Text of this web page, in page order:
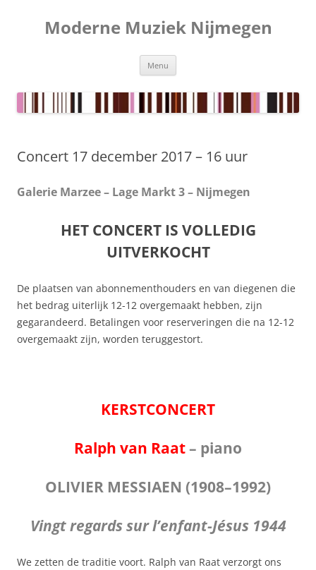
inhoudModerne Muziek Nijmegen
Menu
Concert 17 december 2017 – 16 uur
Galerie Marzee – Lage Markt 3 – Nijmegen
HET CONCERT IS VOLLEDIG
UITVERKOCHT
De plaatsen van abonnementhouders en van diegenen die
het bedrag uiterlijk 12-12 overgemaakt hebben, zijn
gegarandeerd. Betalingen voor reserveringen die na 12-12
overgemaakt zijn, worden teruggestort.
KERSTCONCERT
Ralph van Raat – piano
OLIVIER MESSIAEN (1908–1992)
Vingt regards sur l’enfant-Jésus 1944
We zetten de traditie voort. Ralph van Raat verzorgt ons